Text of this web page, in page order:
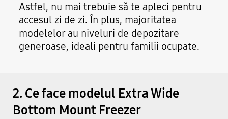
Astfel, nu mai trebuie să te apleci pentru
accesul zi de zi. În plus, majoritatea
modelelor au niveluri de depozitare
generoase, ideali pentru familii ocupate.
2. Ce face modelul Extra Wide
Bottom Mount Freezer